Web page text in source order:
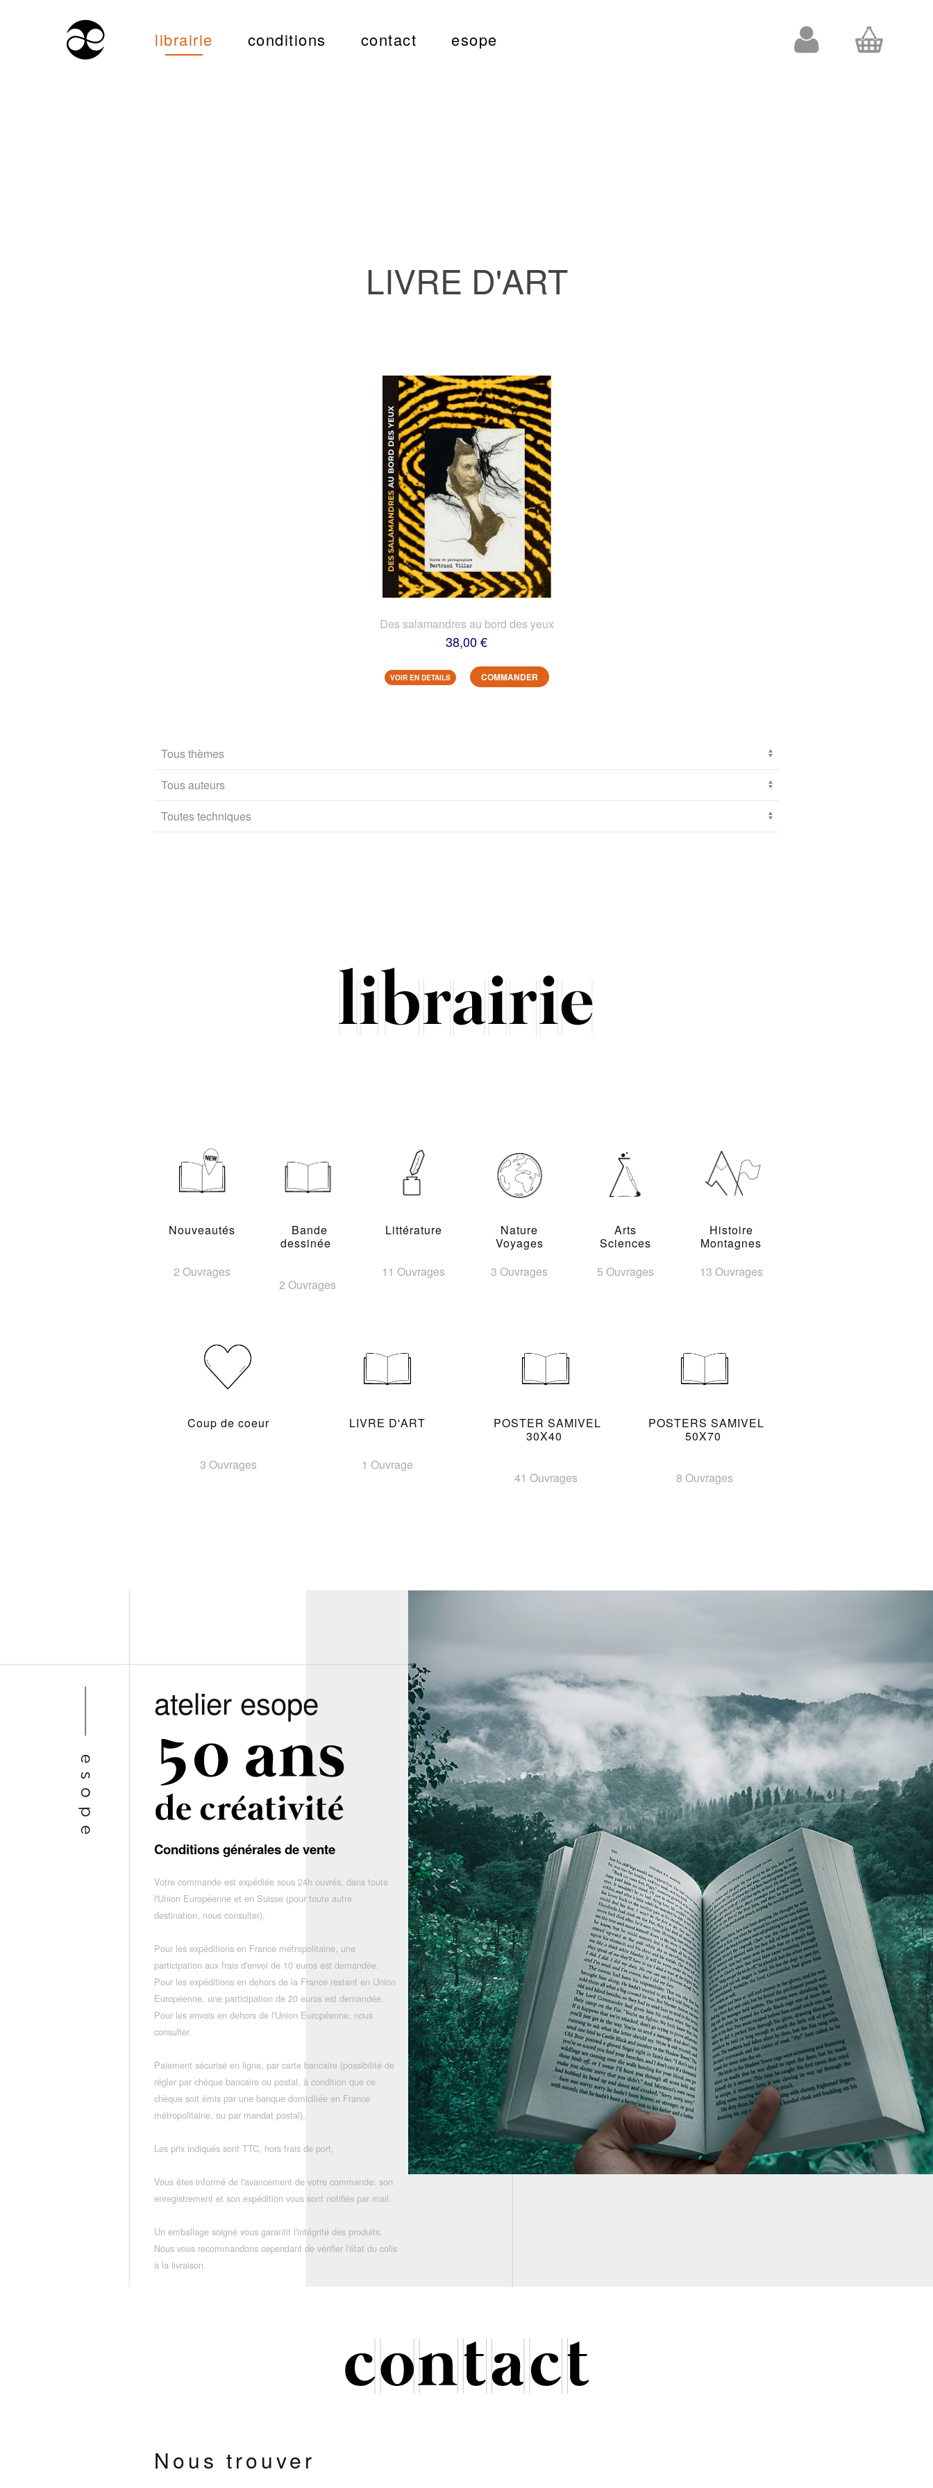
librairie conditions contact esope
LIVRE D'ART
Des salamandres au bord des yeux
38,00 €
VOIR EN DETAILS COMMANDER
Nouveautés
2 Ouvrages
Bande
dessinée
2 Ouvrages
Littérature
11 Ouvrages
Nature
Voyages
3 Ouvrages
Arts
Sciences
5 Ouvrages
Histoire
Montagnes
13 Ouvrages
Coup de coeur
3 Ouvrages
LIVRE D'ART
1 Ouvrage
POSTER SAMIVEL
30X40
41 Ouvrages
POSTERS SAMIVEL
50X70
8 Ouvrages
atelier esope
Conditions générales de vente
Votre commande est expédiée sous 24h ouvrés, dans toute
l'Union Européenne et en Suisse (pour toute autre
destination, nous consulter),
Pour les expéditions en France métropolitaine, une
participation aux frais d'envoi de 10 euros est demandée.
Pour les expéditions en dehors de la France restant en Union
Européenne, une participation de 20 euros est demandée.
Pour les envois en dehors de l'Union Européenne, nous
consulter.
Paiement sécurisé en ligne, par carte bancaire (possibilité de
régler par chèque bancaire ou postal, à condition que ce
chèque soit émis par une banque domiciliée en France
métropolitaine, ou par mandat postal),
Les prix indiqués sont TTC, hors frais de port,
Vous êtes informé de l'avancement de votre commande: son
enregistrement et son expédition vous sont notifiés par mail.
Un emballage soigné vous garantit l'intégrité des produits.
Nous vous recommandons cependant de vérifier l'état du colis
à la livraison.
Nous trouver